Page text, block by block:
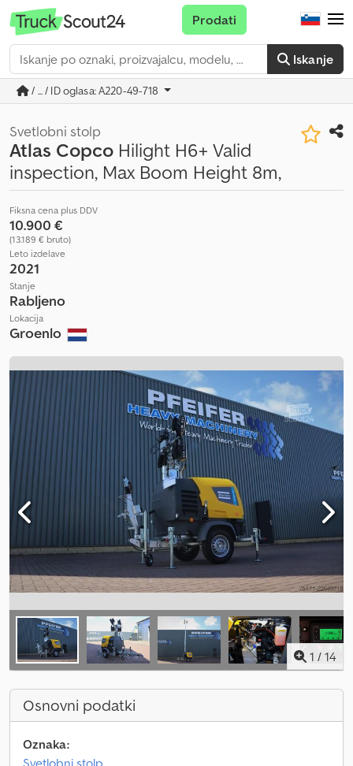
Iskanje
Prodati
/ ... / ID oglasa: A220-49-718
Svetlobni stolp
Atlas Copco Hilight H6+ Valid
inspection, Max Boom Height 8m,
Fiksna cena plus DDV
10.900 €
(13.189 € bruto)
Leto izdelave
2021
Stanje
Rabljeno
Lokacija
Groenlo
1 / 14
Osnovni podatki
Oznaka:
Svetlobni stolp